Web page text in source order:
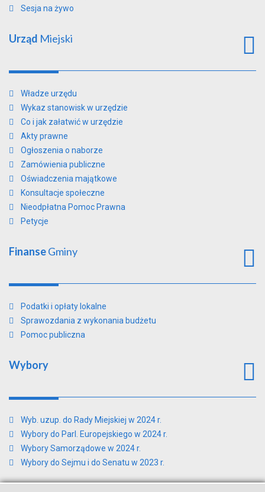
Sesja na żywo
Urząd Miejski
Władze urzędu
Wykaz stanowisk w urzędzie
Co i jak załatwić w urzędzie
Akty prawne
Ogłoszenia o naborze
Zamówienia publiczne
Oświadczenia majątkowe
Konsultacje społeczne
Nieodpłatna Pomoc Prawna
Petycje
FinanseGminy
Podatki i opłaty lokalne
Sprawozdania z wykonania budżetu
Pomoc publiczna
Wybory
Wyb. uzup. do Rady Miejskiej w 2024 r.
Wybory do Parl. Europejskiego w 2024 r.
Wybory Samorządowe w 2024 r.
Wybory do Sejmu i do Senatu w 2023 r.